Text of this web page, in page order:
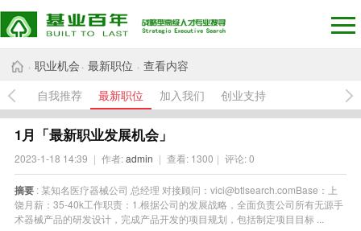
› 职业机会 › 最新职位 › 查看内容
自我推荐
最新职位 加入我们 创业支持
1月「最新职业发展机会」
2023-1-18 14:39 | 作者:admin | 查看: 1300 | 评论: 0
摘要: 某知名医疗器械公司 总经理 对接顾问：vici@btlsearch.comBase：上
饶月薪：35-40k工作职责：1.根据公司的发展战略，全面负责公司所有无源手
术器械产品的研发设计，完成产品开发的项目规划，包括制定项目目标 ...